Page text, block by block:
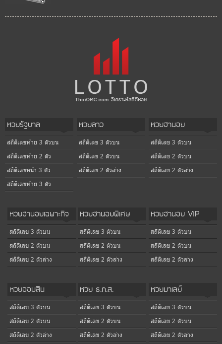
หวยรัฐบาล
สถิติเลขท้าย 3 ตัวบน
สถิติเลขท้าย 2 ตัว
สถิติเลขหน้า 3 ตัว
สถิติเลขท้าย 3 ตัว
หวยลาว
สถิติเลข 3 ตัวบน
สถิติเลข 2 ตัวบน
สถิติเลข 2 ตัวล่าง
หวยฮานอย
สถิติเลข 3 ตัวบน
สถิติเลข 2 ตัวบน
สถิติเลข 2 ตัวล่าง
หวยฮานอยเฉพาะกิจ
สถิติเลข 3 ตัวบน
สถิติเลข 2 ตัวบน
สถิติเลข 2 ตัวล่าง
หวยฮานอยพิเศษ
สถิติเลข 3 ตัวบน
สถิติเลข 2 ตัวบน
สถิติเลข 2 ตัวล่าง
หวยฮานอย VIP
สถิติเลข 3 ตัวบน
สถิติเลข 2 ตัวบน
สถิติเลข 2 ตัวล่าง
หวยออมสิน
สถิติเลข 3 ตัวบน
สถิติเลข 2 ตัวบน
สถิติเลข 2 ตัวล่าง
หวย ธ.ก.ส.
สถิติเลข 3 ตัวบน
สถิติเลข 2 ตัวบน
สถิติเลข 2 ตัวล่าง
หวยมาเลย์
สถิติเลข 3 ตัวบน
สถิติเลข 2 ตัวบน
สถิติเลข 2 ตัวล่าง